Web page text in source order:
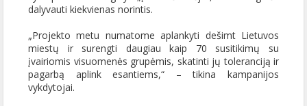
dalyvauti kiekvienas norintis.
„Projekto metu numatome aplankyti dešimt Lietuvos
miestų ir surengti daugiau kaip 70 susitikimų su
įvairiomis visuomenės grupėmis, skatinti jų toleranciją ir
pagarbą aplink esantiems,“ – tikina kampanijos
vykdytojai.